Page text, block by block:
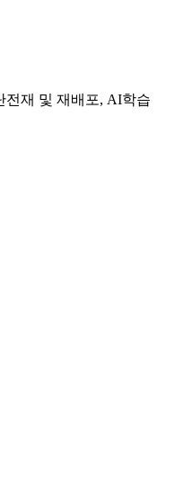
재 및 재배포, AI학습